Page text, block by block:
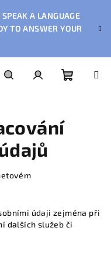
A LANGUAGE
TO ANSWER YOUR
údaji zejména při
dalších služeb či